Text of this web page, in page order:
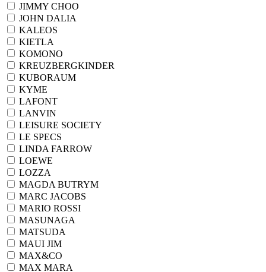
JIMMY CHOO
JOHN DALIA
KALEOS
KIETLA
KOMONO
KREUZBERGKINDER
KUBORAUM
KYME
LAFONT
LANVIN
LEISURE SOCIETY
LE SPECS
LINDA FARROW
LOEWE
LOZZA
MAGDA BUTRYM
MARC JACOBS
MARIO ROSSI
MASUNAGA
MATSUDA
MAUI JIM
MAX&CO
MAX MARA